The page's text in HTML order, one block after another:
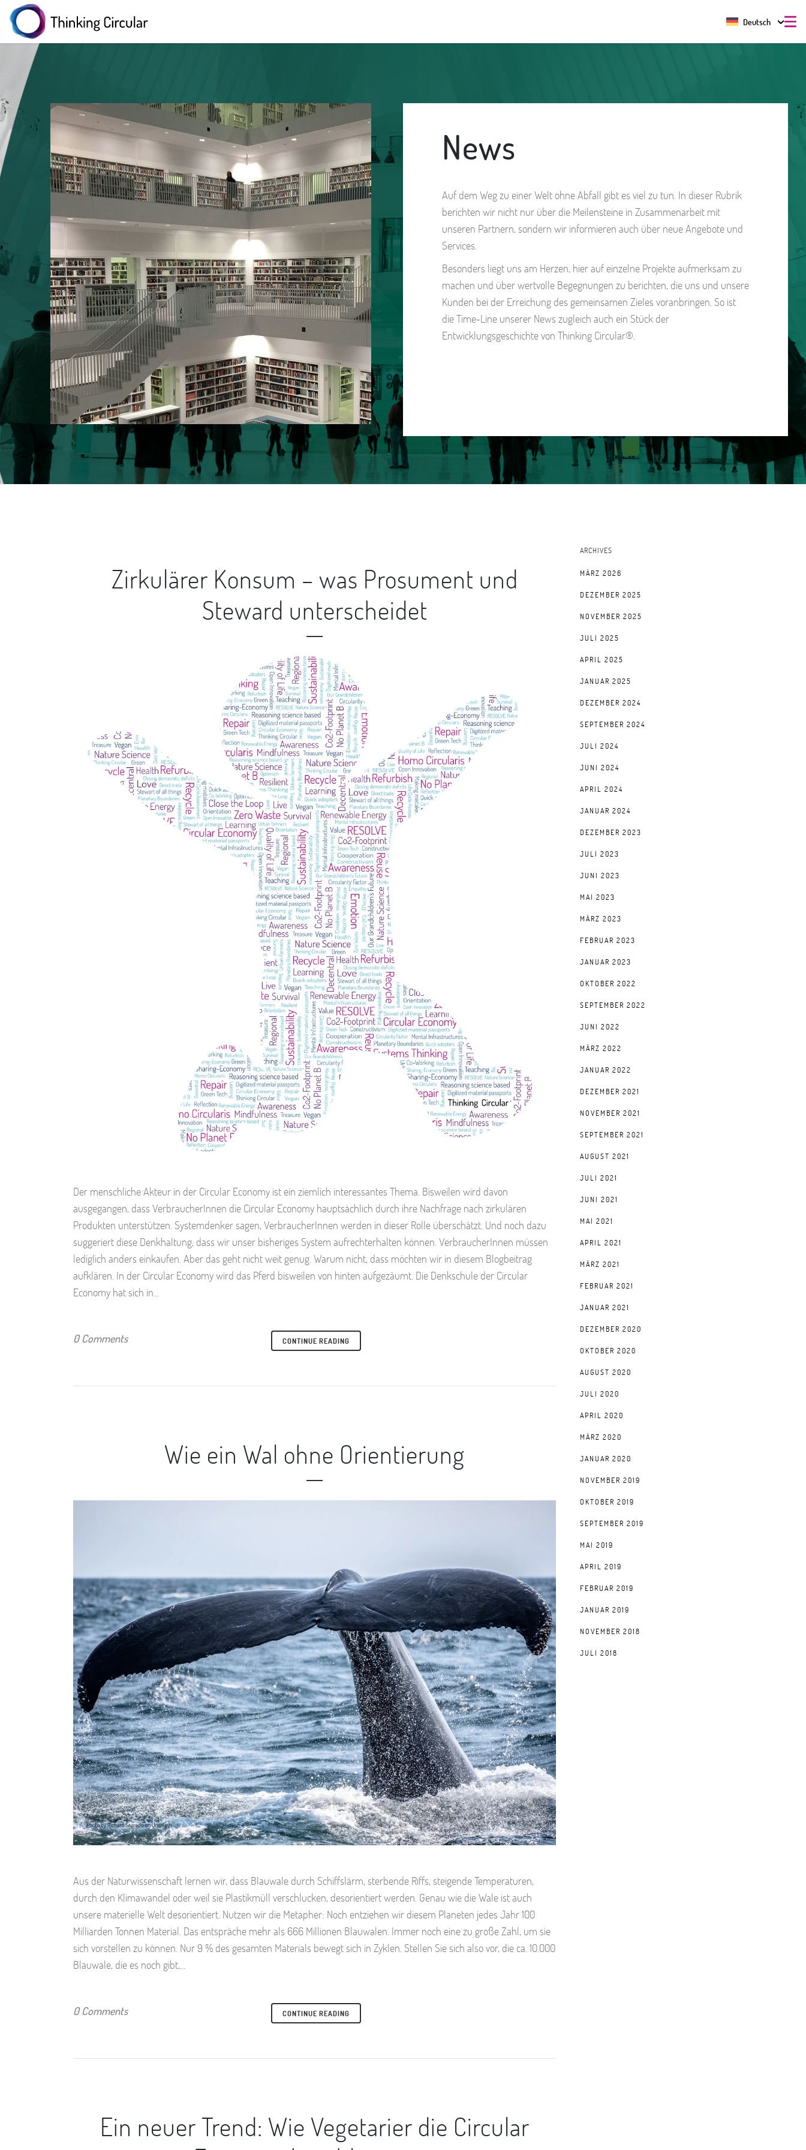
Deutsch
News
Auf dem Weg zu einer Welt ohne Abfall gibt es viel zu tun. In dieser Rubrik
berichten wir nicht nur über die Meilensteine in Zusammenarbeit mit
unseren Partnern, sondern wir informieren auch über neue Angebote und
Services.
Besonders liegt uns am Herzen, hier auf einzelne Projekte aufmerksam zu
machen und über wertvolle Begegnungen zu berichten, die uns und unsere
Kunden bei der Erreichung des gemeinsamen Zieles voranbringen. So ist
die Time-Line unserer News zugleich auch ein Stück der
Entwicklungsgeschichte von Thinking Circular®.
Zirkulärer Konsum – was Prosument und
Steward unterscheidet
Der menschliche Akteur in der Circular Economy ist ein ziemlich interessantes Thema. Bisweilen wird davon
ausgegangen, dass VerbraucherInnen die Circular Economy hauptsächlich durch ihre Nachfrage nach zirkulären
Produkten unterstützen. Systemdenker sagen, VerbraucherInnen werden in dieser Rolle überschätzt. Und noch dazu
suggeriert diese Denkhaltung, dass wir unser bisheriges System aufrechterhalten können. VerbraucherInnen müssen
lediglich anders einkaufen. Aber das geht nicht weit genug. Warum nicht, dass möchten wir in diesem Blogbeitrag
aufklären. In der Circular Economy wird das Pferd bisweilen von hinten aufgezäumt. Die Denkschule der Circular
Economy hat sich in...
0 Comments CONTINUE READING
Wie ein Wal ohne Orientierung
Aus der Naturwissenschaft lernen wir, dass Blauwale durch Schiffslärm, sterbende Riffs, steigende Temperaturen,
durch den Klimawandel oder weil sie Plastikmüll verschlucken, desorientiert werden. Genau wie die Wale ist auch
unsere materielle Welt desorientiert. Nutzen wir die Metapher: Noch entziehen wir diesem Planeten jedes Jahr 100
Milliarden Tonnen Material. Das entspräche mehr als 666 Millionen Blauwalen. Immer noch eine zu große Zahl, um sie
sich vorstellen zu können. Nur 9 % des gesamten Materials bewegt sich in Zyklen. Stellen Sie sich also vor, die ca. 10.000
Blauwale, die es noch gibt,...
0 Comments CONTINUE READING
Ein neuer Trend: Wie Vegetarier die Circular
ARCHIVES
MÄRZ 2026
DEZEMBER 2025
NOVEMBER 2025
JULI 2025
APRIL 2025
JANUAR 2025
DEZEMBER 2024
SEPTEMBER 2024
JULI 2024
JUNI 2024
APRIL 2024
JANUAR 2024
DEZEMBER 2023
JULI 2023
JUNI 2023
MAI 2023
MÄRZ 2023
FEBRUAR 2023
JANUAR 2023
OKTOBER 2022
SEPTEMBER 2022
JUNI 2022
MÄRZ 2022
JANUAR 2022
DEZEMBER 2021
NOVEMBER 2021
SEPTEMBER 2021
AUGUST 2021
JULI 2021
JUNI 2021
MAI 2021
APRIL 2021
MÄRZ 2021
FEBRUAR 2021
JANUAR 2021
DEZEMBER 2020
OKTOBER 2020
AUGUST 2020
JULI 2020
APRIL 2020
MÄRZ 2020
JANUAR 2020
NOVEMBER 2019
OKTOBER 2019
SEPTEMBER 2019
MAI 2019
APRIL 2019
FEBRUAR 2019
JANUAR 2019
NOVEMBER 2018
JULI 2018